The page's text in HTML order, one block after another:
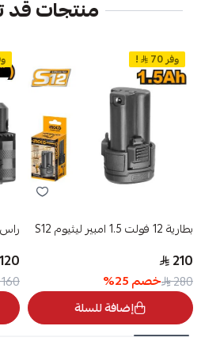
منتجات قد
وفر 70 !
بطارية 12 فولت 1.5 امبير ليثيوم S12
210
280 خصم25
%
إضافة للسلة
راس
120
160